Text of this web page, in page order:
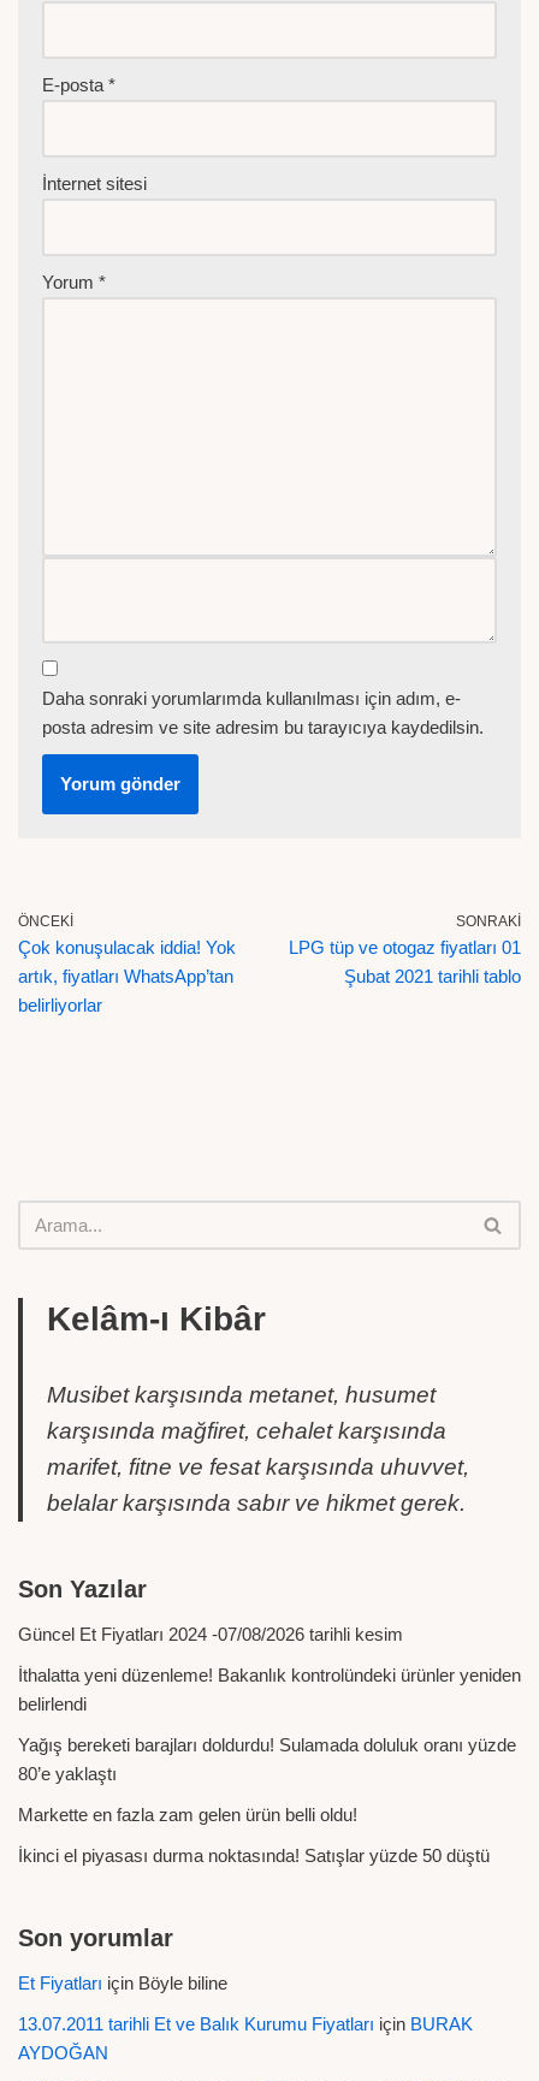
E-posta *
İnternet sitesi
Yorum *
Daha sonraki yorumlarımda kullanılması için adım, e-
posta adresim ve site adresim bu tarayıcıya kaydedilsin.
ÖNCEKI
Çok konuşulacak iddia! Yok
artık, fiyatları WhatsApp’tan
belirliyorlar
SONRAKI
LPG tüp ve otogaz fiyatları 01
Şubat 2021 tarihli tablo
Kelâm-ı Kibâr
Musibet karşısında metanet, husumet
karşısında mağfiret, cehalet karşısında
marifet, fitne ve fesat karşısında uhuvvet,
belalar karşısında sabır ve hikmet gerek.
Son Yazılar
Güncel Et Fiyatları 2024 -07/08/2026 tarihli kesim
İthalatta yeni düzenleme! Bakanlık kontrolündeki ürünler yeniden
belirlendi
Yağış bereketi barajları doldurdu! Sulamada doluluk oranı yüzde
80’e yaklaştı
Markette en fazla zam gelen ürün belli oldu!
İkinci el piyasası durma noktasında! Satışlar yüzde 50 düştü
Son yorumlar
Et Fiyatları için Böyle biline
13.07.2011 tarihli Et ve Balık Kurumu Fiyatları için BURAK
AYDOĞAN